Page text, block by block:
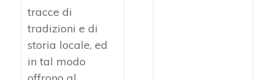
tracce di
tradizioni e di
storia locale, ed
in tal modo